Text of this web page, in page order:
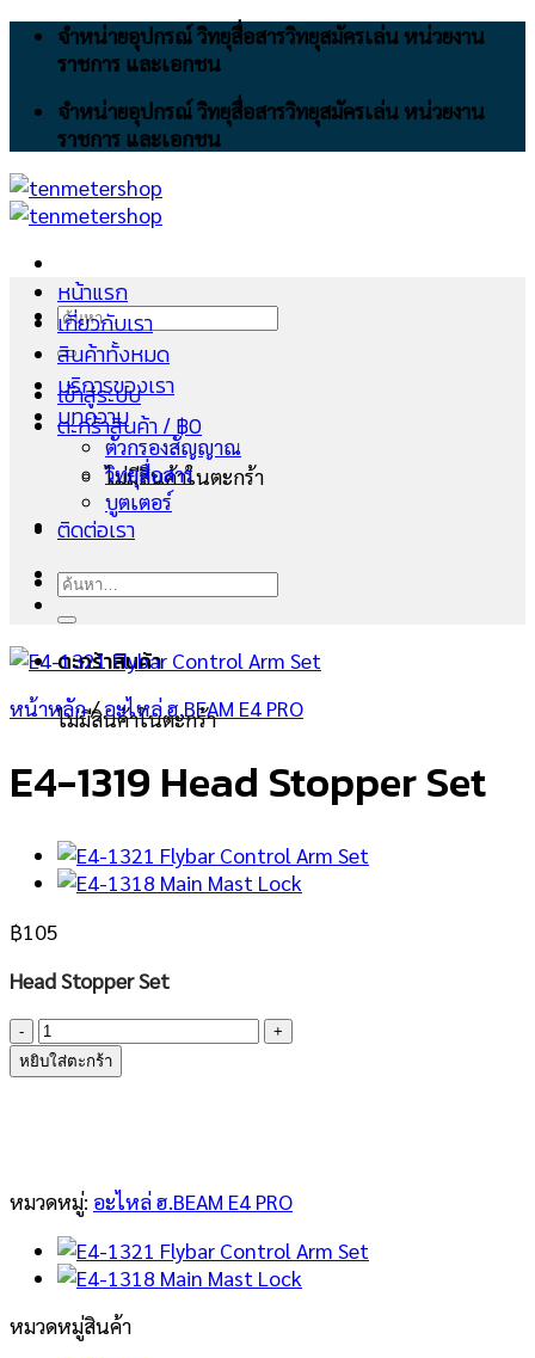
Skip
จำหน่ายอุปกรณ์ วิทยุสื่อสารวิทยุสมัครเล่น หน่วยงาน
ราชการ และเอกชน
จำหน่ายอุปกรณ์ วิทยุสื่อสารวิทยุสมัครเล่น หน่วยงาน
ราชการ และเอกชน
ค้นหา:
เข้าสู่ระบบ
ตะกร้าสินค้า /฿0
ไม่มีสินค้าในตะกร้า
ตะกร้าสินค้า
ไม่มีสินค้าในตะกร้า
หน้าแรก
เกี่ยวกับเรา
สินค้าทั้งหมด
บริการของเรา
บทความ
ตัวกรองสัญญาณ
วิทยุสื่อสาร
บูตเตอร์
ติดต่อเรา
ค้นหา:
หน้าหลัก/อะไหล่ ฮ.BEAM E4 PRO
E4-1319 Head Stopper Set
฿105
Head Stopper Set
จำนวน
E4-
1319
ชิ้น
หยิบใส่ตะกร้า
หมวดหมู่: อะไหล่ ฮ.BEAM E4 PRO
หมวดหมู่สินค้า